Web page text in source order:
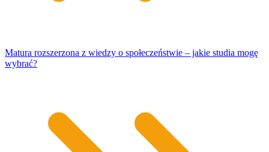
Matura rozszerzona z wiedzy o społeczeństwie – jakie studia mogę
wybrać?